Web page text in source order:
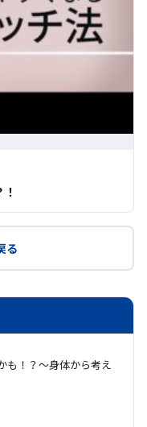
る
も！？〜身体から考え